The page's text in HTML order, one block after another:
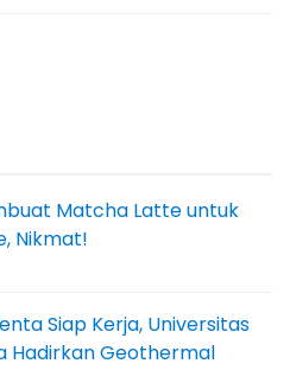
Matcha Latte untuk
Nikmat!
Siap Kerja, Universitas
Hadirkan Geothermal